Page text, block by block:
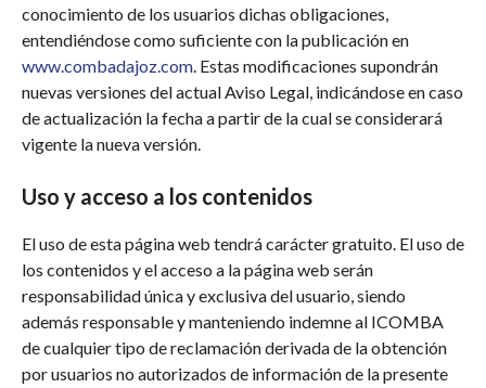
conocimiento de los usuarios dichas obligaciones,
entendiéndose como suficiente con la publicación en
www.combadajoz.com. Estas modificaciones supondrán
nuevas versiones del actual Aviso Legal, indicándose en caso
de actualización la fecha a partir de la cual se considerará
vigente la nueva versión.
Uso y acceso a los contenidos
El uso de esta página web tendrá carácter gratuito. El uso de
los contenidos y el acceso a la página web serán
responsabilidad única y exclusiva del usuario, siendo
además responsable y manteniendo indemne al ICOMBA
de cualquier tipo de reclamación derivada de la obtención
por usuarios no autorizados de información de la presente